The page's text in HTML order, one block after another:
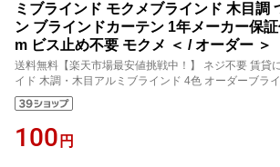
ミブラインド モクメブラインド 木目調
ン ブラインドカーテン 1年メーカー保
m ビス止め不要 モクメ ＜ / オーダー ＞
送料無料【楽天市場最安値挑戦中！】 ネジ不要 賃貸
イド 木調・木目アルミブラインド 4色 オーダーブラ
100 円